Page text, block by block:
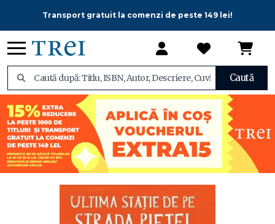
Transport gratuit la comenzi de peste 149 lei!
Caută